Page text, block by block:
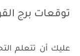
توقعات برج
عليك أن تتعلم